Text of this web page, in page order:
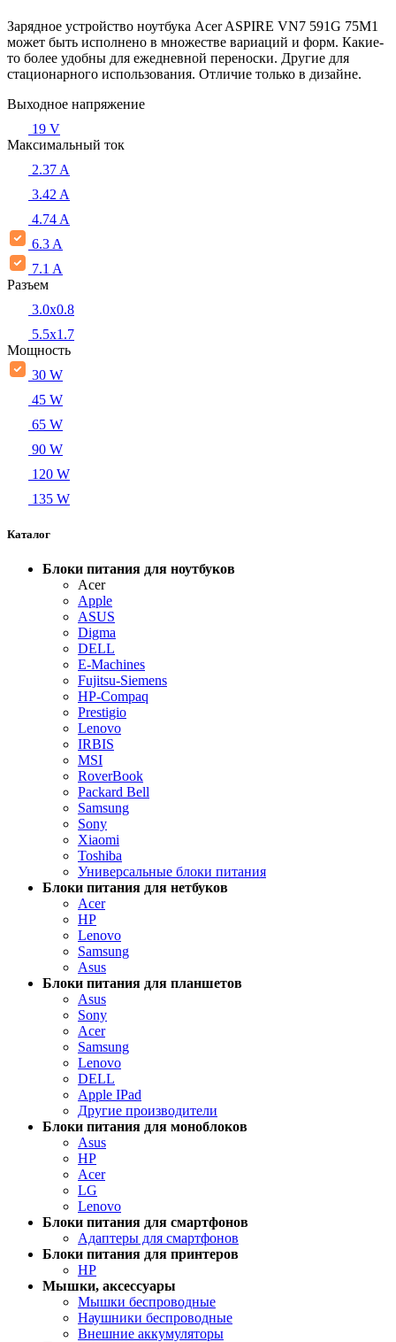
Зарядное устройство ноутбука Acer ASPIRE VN7 591G 75M1
может быть исполнено в множестве вариаций и форм. Какие-
то более удобны для ежедневной переноски. Другие для
стационарного использования. Отличие только в дизайне.
Выходное напряжение
19 V
Максимальный ток
2.37 A
3.42 A
4.74 A
6.3 A
7.1 A
Разъем
3.0x0.8
5.5х1.7
Мощность
30 W
45 W
65 W
90 W
120 W
135 W
Каталог
Блоки питания для ноутбуков
Acer
Apple
ASUS
Digma
DELL
E-Machines
Fujitsu-Siemens
HP-Compaq
Prestigio
Lenovo
IRBIS
MSI
RoverBook
Packard Bell
Samsung
Sony
Xiaomi
Toshiba
Универсальные блоки питания
Блоки питания для нетбуков
Acer
HP
Lenovo
Samsung
Asus
Блоки питания для планшетов
Asus
Sony
Acer
Samsung
Lenovo
DELL
Apple IPad
Другие производители
Блоки питания для моноблоков
Asus
HP
Acer
LG
Lenovo
Блоки питания для смартфонов
Адаптеры для смартфонов
Блоки питания для принтеров
HP
Мышки, аксессуары
Мышки беспроводные
Наушники беспроводные
Внешние аккумуляторы